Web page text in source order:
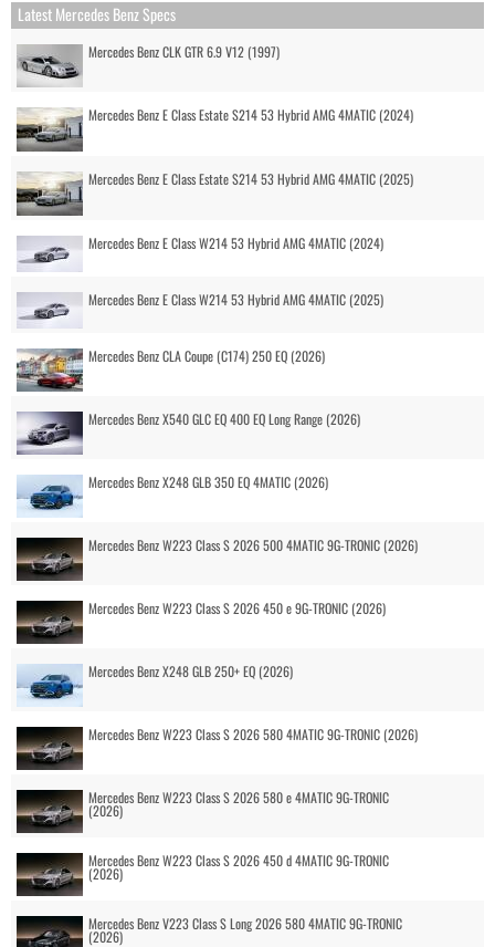
Latest Mercedes Benz Specs
Mercedes Benz CLK GTR 6.9 V12 (1997)
Mercedes Benz E Class Estate S214 53 Hybrid AMG 4MATIC (2024)
Mercedes Benz E Class Estate S214 53 Hybrid AMG 4MATIC (2025)
Mercedes Benz E Class W214 53 Hybrid AMG 4MATIC (2024)
Mercedes Benz E Class W214 53 Hybrid AMG 4MATIC (2025)
Mercedes Benz CLA Coupe (C174) 250 EQ (2026)
Mercedes Benz X540 GLC EQ 400 EQ Long Range (2026)
Mercedes Benz X248 GLB 350 EQ 4MATIC (2026)
Mercedes Benz W223 Class S 2026 500 4MATIC 9G-TRONIC (2026)
Mercedes Benz W223 Class S 2026 450 e 9G-TRONIC (2026)
Mercedes Benz X248 GLB 250+ EQ (2026)
Mercedes Benz W223 Class S 2026 580 4MATIC 9G-TRONIC (2026)
Mercedes Benz W223 Class S 2026 580 e 4MATIC 9G-TRONIC
(2026)
Mercedes Benz W223 Class S 2026 450 d 4MATIC 9G-TRONIC
(2026)
Mercedes Benz V223 Class S Long 2026 580 4MATIC 9G-TRONIC
(2026)